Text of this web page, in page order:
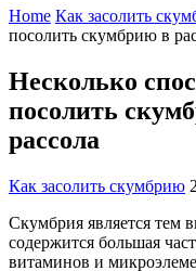
Home Как засолить
посолить скумбрию в
Несколько
посолить
рассола
Как засолить скумбрию
Скумбрия является тем
содержится большая
витаминов и